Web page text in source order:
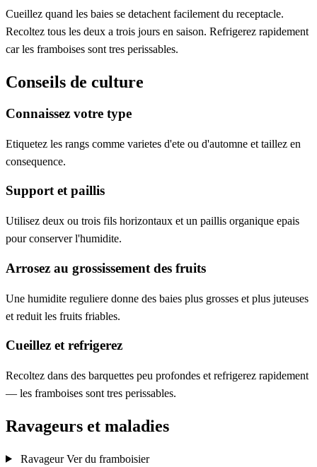
Cueillez quand les baies se detachent facilement du receptacle.
Recoltez tous les deux a trois jours en saison. Refrigerez rapidement
car les framboises sont tres perissables.
Conseils de culture
Connaissez votre type
Etiquetez les rangs comme varietes d'ete ou d'automne et taillez en
consequence.
Support et paillis
Utilisez deux ou trois fils horizontaux et un paillis organique epais
pour conserver l'humidite.
Arrosez au grossissement des fruits
Une humidite reguliere donne des baies plus grosses et plus juteuses
et reduit les fruits friables.
Cueillez et refrigerez
Recoltez dans des barquettes peu profondes et refrigerez rapidement
— les framboises sont tres perissables.
Ravageurs et maladies
RavageurVer du framboisier